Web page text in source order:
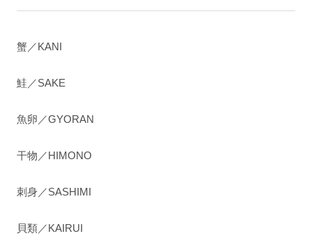
蟹／KANI
鮭／SAKE
魚卵／GYORAN
干物／HIMONO
刺身／SASHIMI
貝類／KAIRUI